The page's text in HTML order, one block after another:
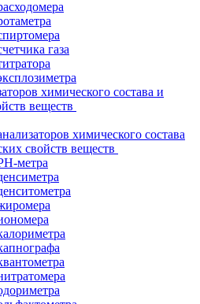
газа
химического состава и
веществ
химического состава
свойств веществ
метра